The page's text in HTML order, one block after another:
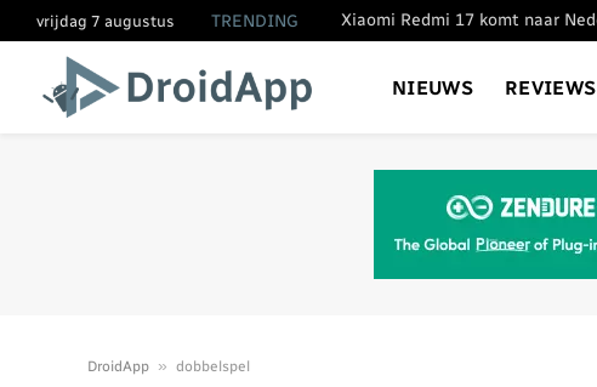
vrijdag 7 augustus TRENDING
NIEUWS REVIEWS
DroidApp » dobbelspel